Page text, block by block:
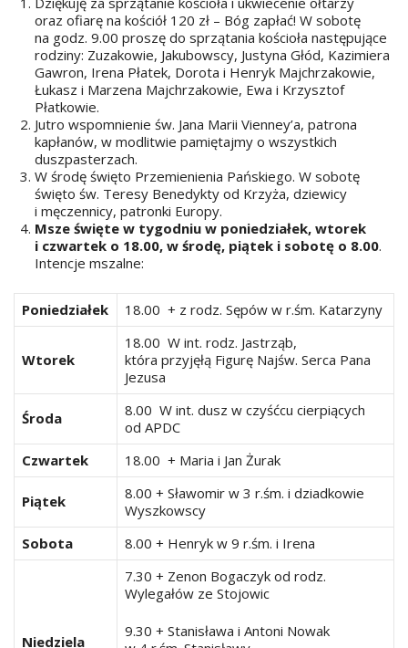
oraz ofiarę na kościół 120 zł – Bóg zapłać! W sobotę
na godz. 9.00 proszę do sprzątania kościoła następujące
rodziny: Zuzakowie, Jakubowscy, Justyna Głód, Kazimiera
Gawron, Irena Płatek, Dorota i Henryk Majchrzakowie,
Łukasz i Marzena Majchrzakowie, Ewa i Krzysztof
Płatkowie.
Jutro wspomnienie św. Jana Marii Vienney’a, patrona
kapłanów, w modlitwie pamiętajmy o wszystkich
duszpasterzach.
W środę święto Przemienienia Pańskiego. W sobotę
święto św. Teresy Benedykty od Krzyża, dziewicy
i męczennicy, patronki Europy.
Msze święte w tygodniu w poniedziałek, wtorek
i czwartek o 18.00, w środę, piątek i sobotę o 8.00.
Intencje mszalne:
Poniedziałek 18.00 + z rodz. Sępów w r.śm. Katarzyny
Wtorek
18.00 W int. rodz. Jastrząb,
która przyjęłą Figurę Najśw. Serca Pana
Jezusa
Środa
8.00 W int. dusz w czyśćcu cierpiących
od APDC
Czwartek
18.00 + Maria i Jan Żurak
Piątek
8.00 + Sławomir w 3 r.śm. i dziadkowie
Wyszkowscy
Sobota
8.00 + Henryk w 9 r.śm. i Irena
Niedziela
7.30 + Zenon Bogaczyk od rodz.
Wylegałów ze Stojowic
9.30 + Stanisława i Antoni Nowak